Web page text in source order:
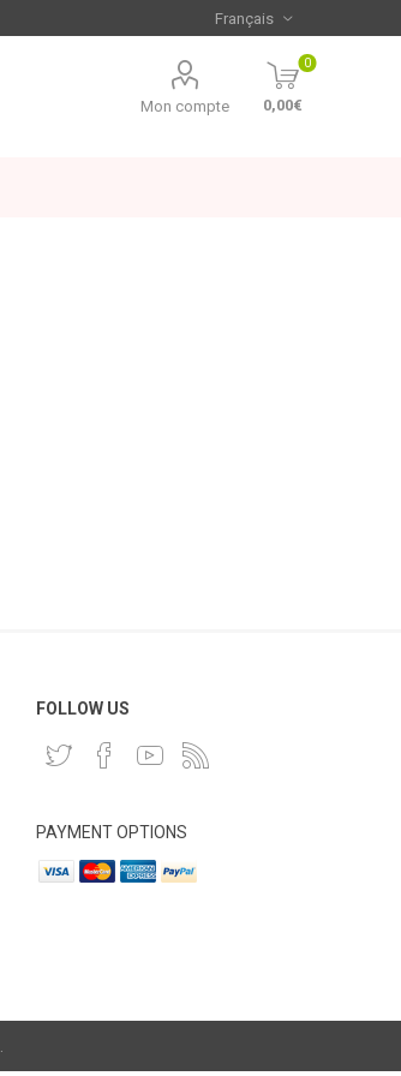
Mon compte
0
0,00€
FOLLOW US
PAYMENT OPTIONS